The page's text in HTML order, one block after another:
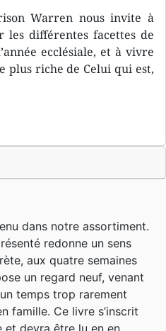
Warren nous invite à
différentes facettes de
ecclésiale, et à vivre
plus riche de Celui qui est,
dans notre assortiment.
redonne un sens
aux quatre semaines
un regard neuf, venant
temps trop rarement
famille. Ce livre s’inscrit
et devra être lu en en